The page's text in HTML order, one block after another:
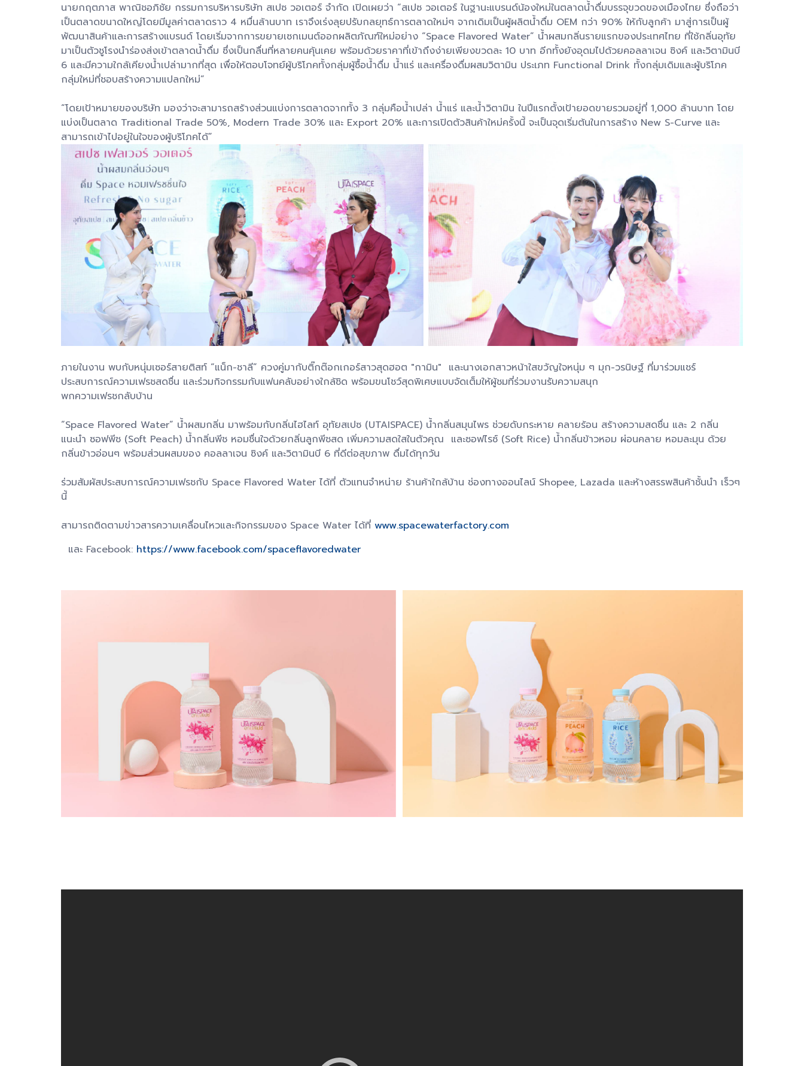
นายกฤตภาส พาณิชอภิชัย กรรมการบริหารบริษัท สเปซ วอเตอร์ จำกัด เปิดเผยว่า “สเปซ วอเตอร์ ในฐานะแบรนด์น้องใหม่ในตลาดน้ำดื่มบรรจุขวดของเมืองไทย ซึ่งถือว่า
เป็นตลาดขนาดใหญ่โดยมีมูลค่าตลาดราว 4 หมื่นล้านบาท เราจึงเร่งลุยปรับกลยุทธ์การตลาดใหม่ๆ จากเดิมเป็นผู้ผลิตน้ำดื่ม OEM กว่า 90% ให้กับลูกค้า มาสู่การเป็นผู้
พัฒนาสินค้าและการสร้างแบรนด์ โดยเริ่มจากการขยายเซกเมนต์ออกผลิตภัณฑ์ใหม่อย่าง “Space Flavored Water” น้ำผสมกลิ่นรายแรกของประเทศไทย ที่ใช้กลิ่นอุทัย
มาเป็นตัวชูโรงนำร่องส่งเข้าตลาดน้ำดื่ม ซึ่งเป็นกลื่นที่หลายคนคุ้นเคย พร้อมด้วยราคาที่เข้าถึงง่ายเพียงขวดละ 10 บาท อีกทั้งยังอุดมไปด้วยคอลลาเจน ซิงค์ และวิตามินบี
6 และมีความใกล้เคียงน้ำเปล่ามากที่สุด เพื่อให้ตอบโจทย์ผู้บริโภคทั้งกลุ่มผู้ซื้อน้ำดื่ม น้ำแร่ และเครื่องดื่มผสมวิตามิน ประเภท Functional Drink ทั้งกลุ่มเดิมและผู้บริโภค
กลุ่มใหม่ที่ชอบสร้างความแปลกใหม่”
“โดยเป้าหมายของบริษัท มองว่าจะสามารถสร้างส่วนแบ่งการตลาดจากทั้ง 3 กลุ่มคือน้ำเปล่า น้ำแร่ และน้ำวิตามิน ในปีแรกตั้งเป้ายอดขายรวมอยู่ที่ 1,000 ล้านบาท โดย
แบ่งเป็นตลาด Traditional Trade 50%, Modern Trade 30% และ Export 20% และการเปิดตัวสินค้าใหม่ครั้งนี้ จะเป็นจุดเริ่มต้นในการสร้าง New S-Curve และ
สามารถเข้าไปอยู่ในใจของผู้บริโภคได้”
ภายในงาน พบกับหนุ่มเซอร์สายติสท์ “แน็ก-ชาลี” ควงคู่มากับติ๊กต๊อกเกอร์สาวสุดฮอต "กามิน" และนางเอกสาวหน้าใสขวัญใจหนุ่ม ๆ มุก-วรนิษฐ์ ที่มาร่วมแชร์
ประสบการณ์ความเฟรชสดชื่น และร่วมกิจกรรมกับแฟนคลับอย่างใกล้ชิด พร้อมขนโชว์สุดพิเศษแบบจัดเต็มให้ผู้ชมที่ร่วมงานรับความสนุก
พกความเฟรชกลับบ้าน
“Space Flavored Water” น้ำผสมกลิ่น มาพร้อมกับกลิ่นไฮไลท์ อุทัยสเปซ (UTAISPACE) น้ำกลิ่นสมุนไพร ช่วยดับกระหาย คลายร้อน สร้างความสดชื่น และ 2 กลิ่น
แนะนำ ซอฟพีช (Soft Peach) น้ำกลิ่นพีช หอมชื่นใจด้วยกลิ่นลูกพีชสด เพิ่มความสดใสในตัวคุณ และซอฟไรซ์ (Soft Rice) น้ำกลิ่นข้าวหอม ผ่อนคลาย หอมละมุน ด้วย
กลิ่นข้าวอ่อนๆ พร้อมส่วนผสมของ คอลลาเจน ซิงค์ และวิตามินบี 6 ที่ดีต่อสุขภาพ ดื่มได้ทุกวัน
ร่วมสัมผัสประสบการณ์ความเฟรชกับ Space Flavored Water ได้ที่ ตัวแทนจำหน่าย ร้านค้าใกล้บ้าน ช่องทางออนไลน์ Shopee, Lazada และห้างสรรพสินค้าชั้นนำ เร็วๆ
นี้
สามารถติดตามข่าวสารความเคลื่อนไหวและกิจกรรมของ Space Water ได้ที่ www.spacewaterfactory.com
และ Facebook: https://www.facebook.com/spaceflavoredwater